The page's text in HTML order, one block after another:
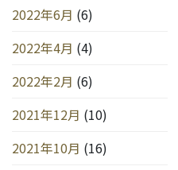
2022年6月 (6)
2022年4月 (4)
2022年2月 (6)
2021年12月 (10)
2021年10月 (16)